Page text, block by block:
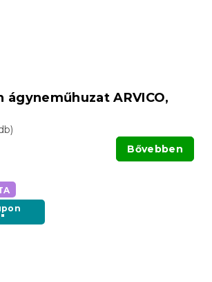
ágyneműhuzat ARVICO,
Bővebben